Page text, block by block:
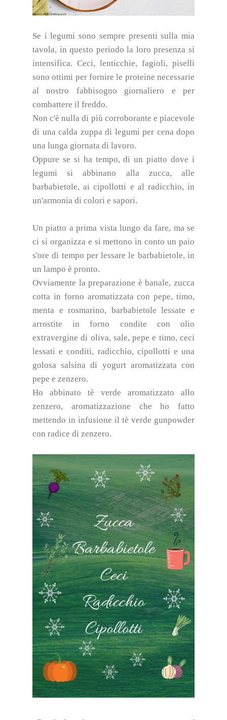
Se i legumi sono sempre presenti sulla mia
tavola, in questo periodo la loro presenza si
intensifica. Ceci, lenticchie, fagioli, piselli
sono ottimi per fornire le proteine necessarie
al nostro fabbisogno giornaliero e per
combattere il freddo.
Non c'è nulla di più corroborante e piacevole
di una calda zuppa di legumi per cena dopo
una lunga giornata di lavoro.
Oppure se si ha tempo, di un piatto dove i
legumi si abbinano alla zucca, alle
barbabietole, ai cipollotti e al radicchio, in
un'armonia di colori e sapori.
Un piatto a prima vista lungo da fare, ma se
ci si organizza e si mettono in conto un paio
s'ore di tempo per lessare le barbabietole, in
un lampo è pronto.
Ovviamente la preparazione è banale, zucca
cotta in forno aromatizzata con pepe, timo,
menta e rosmarino, barbabietole lessate e
arrostite in forno condite con olio
extravergine di oliva, sale, pepe e timo, ceci
lessati e conditi, radicchio, cipollotti e una
golosa salsina di yogurt aromatizzata con
pepe e zenzero.
Ho abbinato tè verde aromatizzato allo
zenzero, aromatizzazione che ho fatto
mettendo in infusione il tè verde gunpowder
con radice di zenzero.